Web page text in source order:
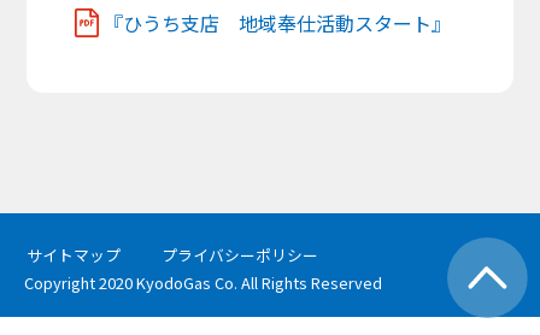
『ひうち支店 地域奉仕活動スタート』
サイトマップ
プライバシーポリシー
Copyright 2020 KyodoGas Co. All Rights Reserved